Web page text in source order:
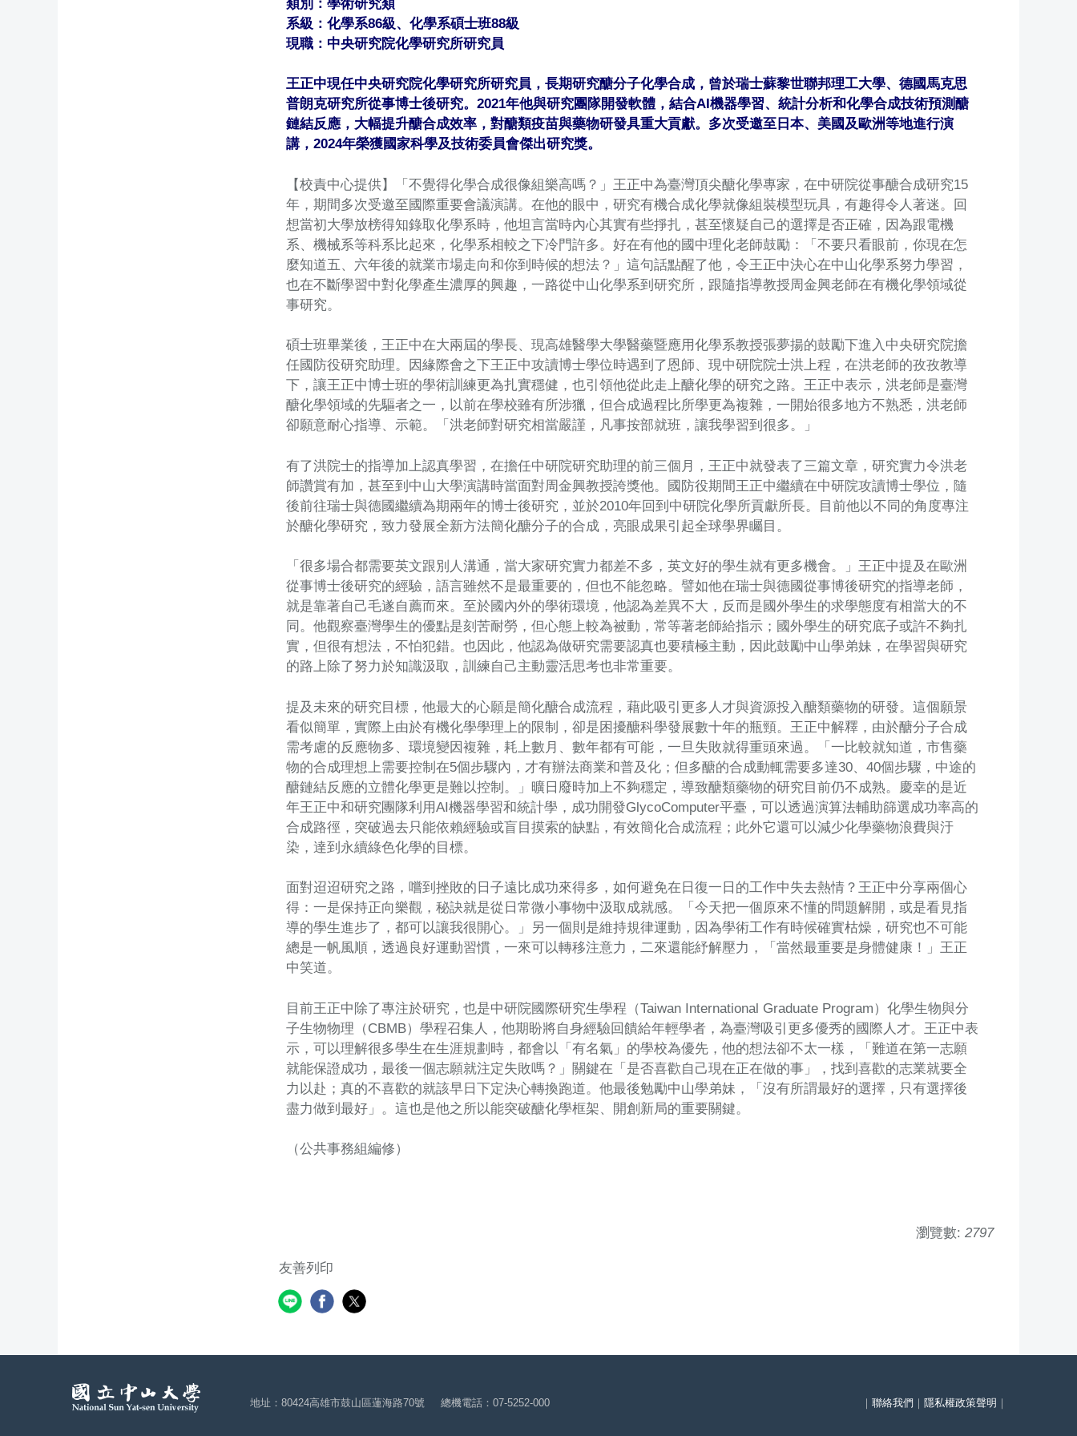
類別：學術研究類
系級：化學系86級、化學系碩士班88級
現職：中央研究院化學研究所研究員
王正中現任中央研究院化學研究所研究員，長期研究醣分子化學合成，曾於瑞士蘇黎世聯邦理工大學、德國馬克思
普朗克研究所從事博士後研究。2021年他與研究團隊開發軟體，結合AI機器學習、統計分析和化學合成技術預測醣
鏈結反應，大幅提升醣合成效率，對醣類疫苗與藥物研發具重大貢獻。多次受邀至日本、美國及歐洲等地進行演
講，2024年榮獲國家科學及技術委員會傑出研究獎。
【校責中心提供】「不覺得化學合成很像組樂高嗎？」王正中為臺灣頂尖醣化學專家，在中研院從事醣合成研究15
年，期間多次受邀至國際重要會議演講。在他的眼中，研究有機合成化學就像組裝模型玩具，有趣得令人著迷。回
想當初大學放榜得知錄取化學系時，他坦言當時內心其實有些掙扎，甚至懷疑自己的選擇是否正確，因為跟電機
系、機械系等科系比起來，化學系相較之下冷門許多。好在有他的國中理化老師鼓勵：「不要只看眼前，你現在怎
麼知道五、六年後的就業市場走向和你到時候的想法？」這句話點醒了他，令王正中決心在中山化學系努力學習，
也在不斷學習中對化學產生濃厚的興趣，一路從中山化學系到研究所，跟隨指導教授周金興老師在有機化學領域從
事研究。
碩士班畢業後，王正中在大兩屆的學長、現高雄醫學大學醫藥暨應用化學系教授張夢揚的鼓勵下進入中央研究院擔
任國防役研究助理。因緣際會之下王正中攻讀博士學位時遇到了恩師、現中研院院士洪上程，在洪老師的孜孜教導
下，讓王正中博士班的學術訓練更為扎實穩健，也引領他從此走上醣化學的研究之路。王正中表示，洪老師是臺灣
醣化學領域的先驅者之一，以前在學校雖有所涉獵，但合成過程比所學更為複雜，一開始很多地方不熟悉，洪老師
卻願意耐心指導、示範。「洪老師對研究相當嚴謹，凡事按部就班，讓我學習到很多。」
有了洪院士的指導加上認真學習，在擔任中研院研究助理的前三個月，王正中就發表了三篇文章，研究實力令洪老
師讚賞有加，甚至到中山大學演講時當面對周金興教授誇獎他。國防役期間王正中繼續在中研院攻讀博士學位，隨
後前往瑞士與德國繼續為期兩年的博士後研究，並於2010年回到中研院化學所貢獻所長。目前他以不同的角度專注
於醣化學研究，致力發展全新方法簡化醣分子的合成，亮眼成果引起全球學界矚目。
「很多場合都需要英文跟別人溝通，當大家研究實力都差不多，英文好的學生就有更多機會。」王正中提及在歐洲
從事博士後研究的經驗，語言雖然不是最重要的，但也不能忽略。譬如他在瑞士與德國從事博後研究的指導老師，
就是靠著自己毛遂自薦而來。至於國內外的學術環境，他認為差異不大，反而是國外學生的求學態度有相當大的不
同。他觀察臺灣學生的優點是刻苦耐勞，但心態上較為被動，常等著老師給指示；國外學生的研究底子或許不夠扎
實，但很有想法，不怕犯錯。也因此，他認為做研究需要認真也要積極主動，因此鼓勵中山學弟妹，在學習與研究
的路上除了努力於知識汲取，訓練自己主動靈活思考也非常重要。
提及未來的研究目標，他最大的心願是簡化醣合成流程，藉此吸引更多人才與資源投入醣類藥物的研發。這個願景
看似簡單，實際上由於有機化學學理上的限制，卻是困擾醣科學發展數十年的瓶頸。王正中解釋，由於醣分子合成
需考慮的反應物多、環境變因複雜，耗上數月、數年都有可能，一旦失敗就得重頭來過。「一比較就知道，市售藥
物的合成理想上需要控制在5個步驟內，才有辦法商業和普及化；但多醣的合成動輒需要多達30、40個步驟，中途的
醣鏈結反應的立體化學更是難以控制。」曠日廢時加上不夠穩定，導致醣類藥物的研究目前仍不成熟。慶幸的是近
年王正中和研究團隊利用AI機器學習和統計學，成功開發GlycoComputer平臺，可以透過演算法輔助篩選成功率高的
合成路徑，突破過去只能依賴經驗或盲目摸索的缺點，有效簡化合成流程；此外它還可以減少化學藥物浪費與汙
染，達到永續綠色化學的目標。
面對迢迢研究之路，嚐到挫敗的日子遠比成功來得多，如何避免在日復一日的工作中失去熱情？王正中分享兩個心
得：一是保持正向樂觀，秘訣就是從日常微小事物中汲取成就感。「今天把一個原來不懂的問題解開，或是看見指
導的學生進步了，都可以讓我很開心。」另一個則是維持規律運動，因為學術工作有時候確實枯燥，研究也不可能
總是一帆風順，透過良好運動習慣，一來可以轉移注意力，二來還能紓解壓力，「當然最重要是身體健康！」王正
中笑道。
目前王正中除了專注於研究，也是中研院國際研究生學程（Taiwan International Graduate Program）化學生物與分
子生物物理（CBMB）學程召集人，他期盼將自身經驗回饋給年輕學者，為臺灣吸引更多優秀的國際人才。王正中表
示，可以理解很多學生在生涯規劃時，都會以「有名氣」的學校為優先，他的想法卻不太一樣，「難道在第一志願
就能保證成功，最後一個志願就注定失敗嗎？」關鍵在「是否喜歡自己現在正在做的事」，找到喜歡的志業就要全
力以赴；真的不喜歡的就該早日下定決心轉換跑道。他最後勉勵中山學弟妹，「沒有所謂最好的選擇，只有選擇後
盡力做到最好」。這也是他之所以能突破醣化學框架、開創新局的重要關鍵。
（公共事務組編修）
瀏覽數: 2797
友善列印
地址：80424高雄市鼓山區蓮海路70號 總機電話：07-5252-000 ｜ 聯絡我們 ｜ 隱私權政策聲明 ｜